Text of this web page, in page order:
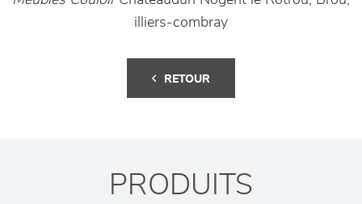
illiers-combray
RETOUR
PRODUITS